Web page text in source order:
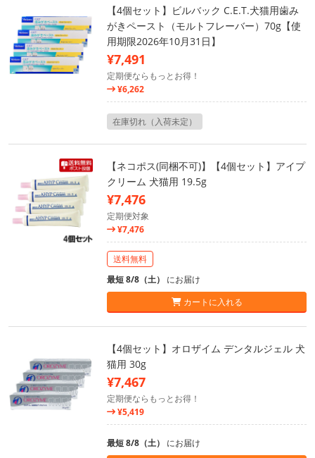
【4個セット】ビルバック C.E.T.犬猫用歯み
がきペースト（モルトフレーバー）70g【使
用期限2026年10月31日】
¥7,491
定期便ならもっとお得！
¥6,262
在庫切れ（入荷未定）
【ネコポス(同梱不可)】【4個セット】アイプ
クリーム 犬猫用 19.5g
¥7,476
定期便対象
¥7,476
送料無料
最短 8/8（土） にお届け
カートに入れる
【4個セット】オロザイム デンタルジェル 犬
猫用 30g
¥7,467
定期便ならもっとお得！
¥5,419
最短 8/8（土） にお届け